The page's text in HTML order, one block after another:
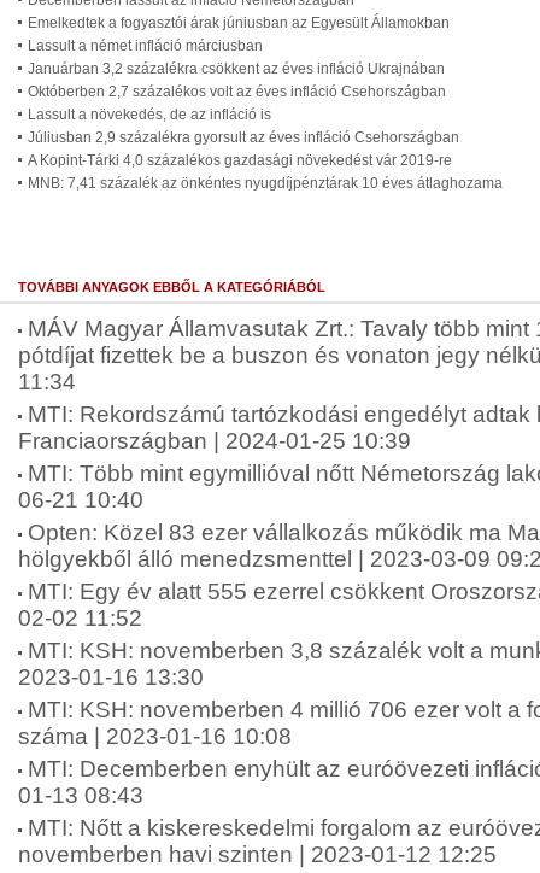
Emelkedtek a fogyasztói árak júniusban az Egyesült Államokban
Lassult a német infláció márciusban
Januárban 3,2 százalékra csökkent az éves infláció Ukrajnában
Októberben 2,7 százalékos volt az éves infláció Csehországban
Lassult a növekedés, de az infláció is
Júliusban 2,9 százalékra gyorsult az éves infláció Csehországban
A Kopint-Tárki 4,0 százalékos gazdasági növekedést vár 2019-re
MNB: 7,41 százalék az önkéntes nyugdíjpénztárak 10 éves átlaghozama
TOVÁBBI ANYAGOK EBBŐL A KATEGÓRIÁBÓL
MÁV Magyar Államvasutak Zrt.: Tavaly több mint
pótdíjat fizettek be a buszon és vonaton jegy
11:34
MTI: Rekordszámú tartózkodási engedélyt adtak
Franciaországban | 2024-01-25 10:39
MTI: Több mint egymillióval nőtt Németország
06-21 10:40
Opten: Közel 83 ezer vállalkozás működik ma
hölgyekből álló menedzsmenttel | 2023-03-09
MTI: Egy év alatt 555 ezerrel csökkent
02-02 11:52
MTI: KSH: novemberben 3,8 százalék volt a
2023-01-16 13:30
MTI: KSH: novemberben 4 millió 706 ezer volt a
száma | 2023-01-16 10:08
MTI: Decemberben enyhült az euróövezeti
01-13 08:43
MTI: Nőtt a kiskereskedelmi forgalom az
novemberben havi szinten | 2023-01-12 12:25